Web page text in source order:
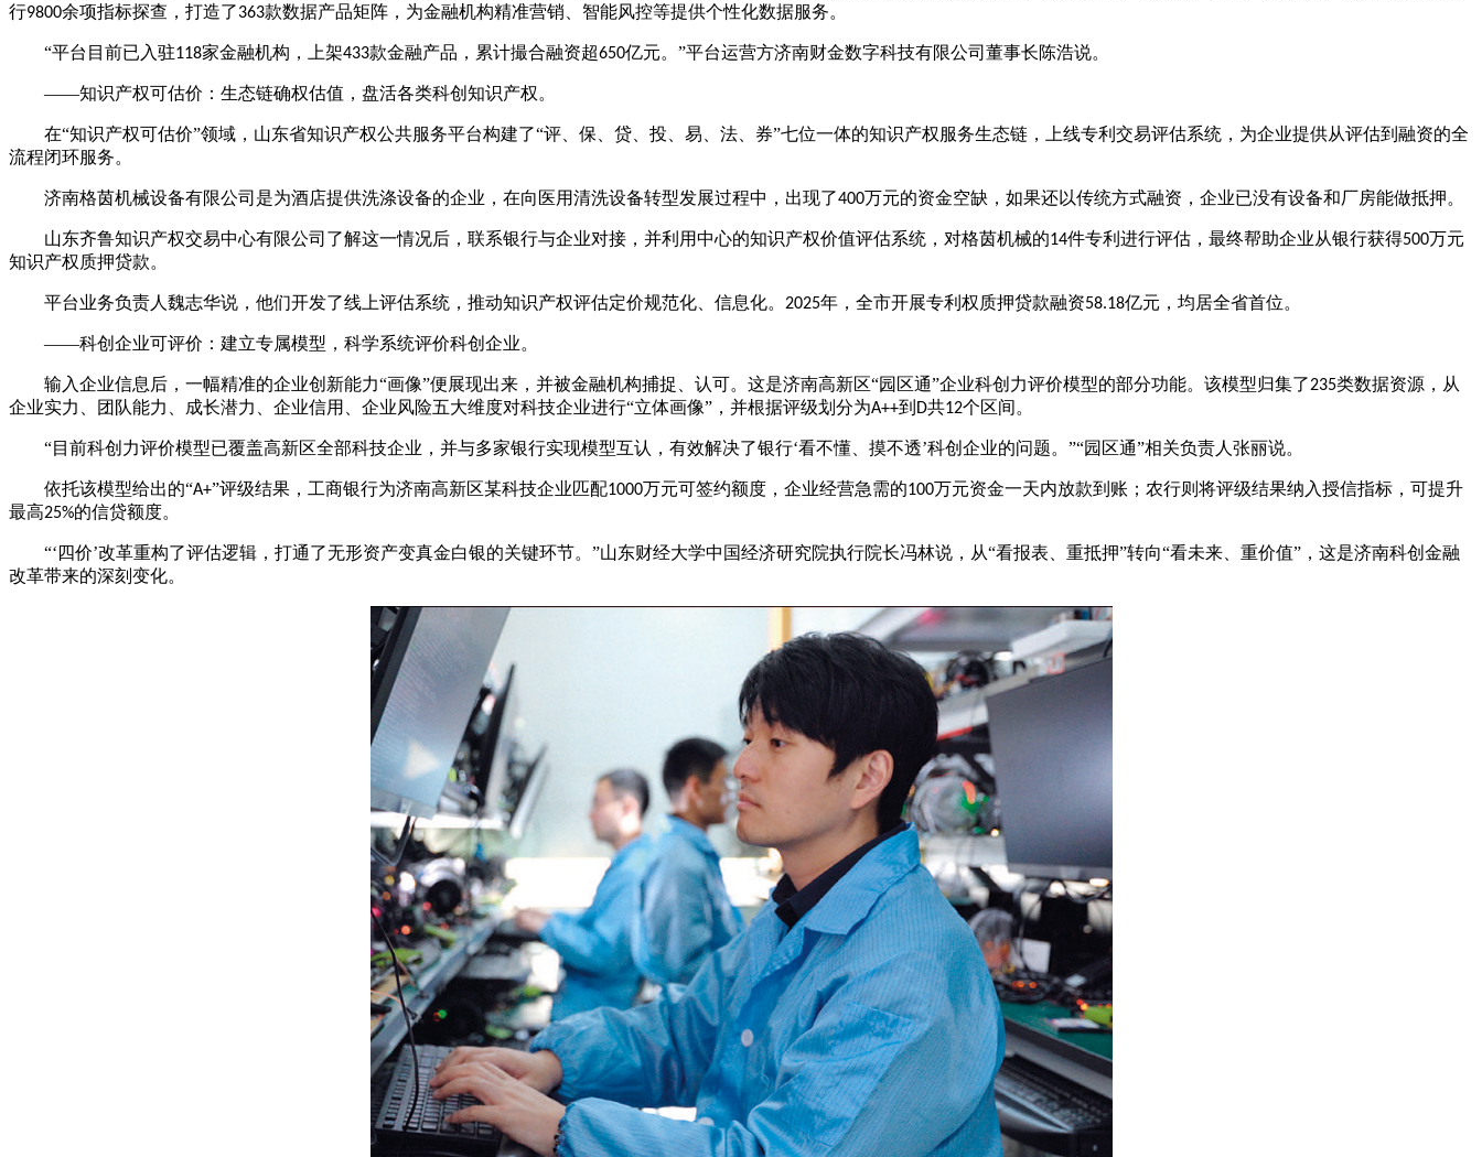
行9800余项指标探查，打造了363款数据产品矩阵，为金融机构精准营销、智能风控等提供个性化数据服务。
“平台目前已入驻118家金融机构，上架433款金融产品，累计撮合融资超650亿元。”平台运营方济南财金数字科技有限公司董事长陈浩说。
——知识产权可估价：生态链确权估值，盘活各类科创知识产权。
在“知识产权可估价”领域，山东省知识产权公共服务平台构建了“评、保、贷、投、易、法、券”七位一体的知识产权服务生态链，上线专利交易评估系统，为企业提供从评估到融资的全
流程闭环服务。
济南格茵机械设备有限公司是为酒店提供洗涤设备的企业，在向医用清洗设备转型发展过程中，出现了400万元的资金空缺，如果还以传统方式融资，企业已没有设备和厂房能做抵押。
山东齐鲁知识产权交易中心有限公司了解这一情况后，联系银行与企业对接，并利用中心的知识产权价值评估系统，对格茵机械的14件专利进行评估，最终帮助企业从银行获得500万元
知识产权质押贷款。
平台业务负责人魏志华说，他们开发了线上评估系统，推动知识产权评估定价规范化、信息化。 2025年，全市开展专利权质押贷款融资58.18亿元，均居全省首位。
——科创企业可评价：建立专属模型，科学系统评价科创企业。
输入企业信息后，一幅精准的企业创新能力“画像”便展现出来，并被金融机构捕捉、认可。这是济南高新区“园区通”企业科创力评价模型的部分功能。该模型归集了235类数据资源，从
企业实力、团队能力、成长潜力、企业信用、企业风险五大维度对科技企业进行“立体画像”，并根据评级划分为A++到 D共12个区间。
“目前科创力评价模型已覆盖高新区全部科技企业，并与多家银行实现模型互认，有效解决了银行‘看不懂、摸不透’科创企业的问题。”“园区通”相关负责人张丽说。
依托该模型给出的“A+”评级结果，工商银行为济南高新区某科技企业匹配1000万元可签约额度，企业经营急需的100万元资金一天内放款到账；农行则将评级结果纳入授信指标，可提升
最高25%的信贷额度。
“‘四价’改革重构了评估逻辑，打通了无形资产变真金白银的关键环节。”山东财经大学中国经济研究院执行院长冯林说，从“看报表、重抵押”转向“看未来、重价值”，这是济南科创金融
改革带来的深刻变化。